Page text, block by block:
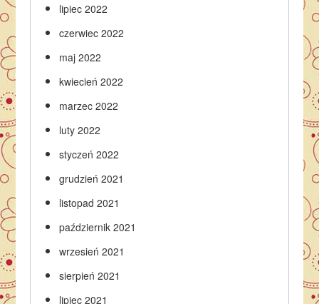
lipiec 2022
czerwiec 2022
maj 2022
kwiecień 2022
marzec 2022
luty 2022
styczeń 2022
grudzień 2021
listopad 2021
październik 2021
wrzesień 2021
sierpień 2021
lipiec 2021